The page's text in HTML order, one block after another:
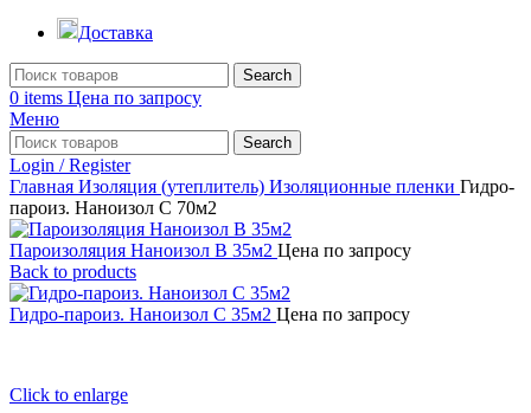
Доставка
Search
0 items Цена по запросу
Меню
Search
Login / Register
Главная Изоляция (утеплитель) Изоляционные пленки Гидро-
пароиз. Наноизол С 70м2
Пароизоляция Наноизол В 35м2 Цена по запросу
Back to products
Гидро-пароиз. Наноизол С 35м2 Цена по запросу
Click to enlarge